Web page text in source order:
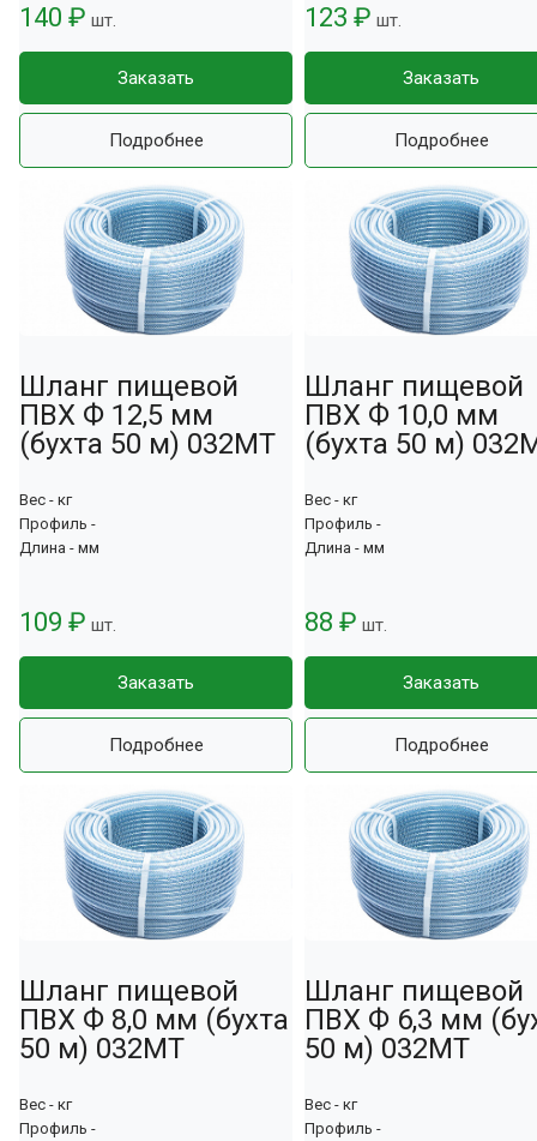
140 ₽ шт.
Заказать
Подробнее
123 ₽ шт.
Заказать
Подробнее
Шланг пищевой
ПВХ Ф 12,5 мм
(бухта 50 м) 032МТ
Вес - кг
Профиль -
Длина - мм
109 ₽ шт.
Заказать
Подробнее
Шланг пищевой
ПВХ Ф 10,0 мм
(бухта 50 м)
Вес - кг
Профиль -
Длина - мм
88 ₽ шт.
Заказать
Подробнее
Шланг пищевой
ПВХ Ф 8,0 мм (бухта
50 м) 032МТ
Вес - кг
Профиль -
Шланг пищевой
ПВХ Ф 6,3 мм
50 м) 032МТ
Вес - кг
Профиль -